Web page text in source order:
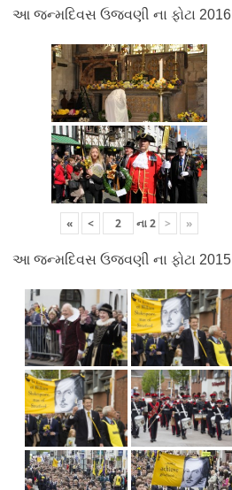
આ જન્મદિવસ ઉજવણી ના ફોટા 2016
« < ના2 > »
આ જન્મદિવસ ઉજવણી ના ફોટા 2015